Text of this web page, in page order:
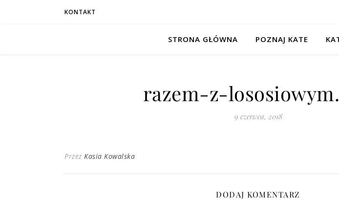
KONTAKT
STRONA GŁÓWNA POZNAJ KATE
razem-z-
9 czerwca, 2018
Przez Kasia Kowalska
DODAJ KOMENTARZ